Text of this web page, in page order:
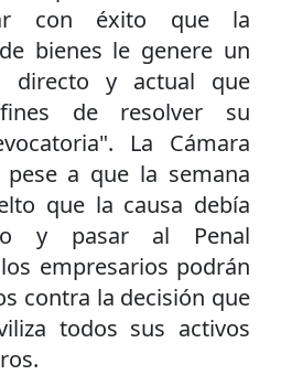
con éxito que la
bienes le genere un
directo y actual que
de resolver su
La Cámara
a que la semana
que la causa debía
y pasar al Penal
empresarios podrán
contra la decisión que
todos sus activos